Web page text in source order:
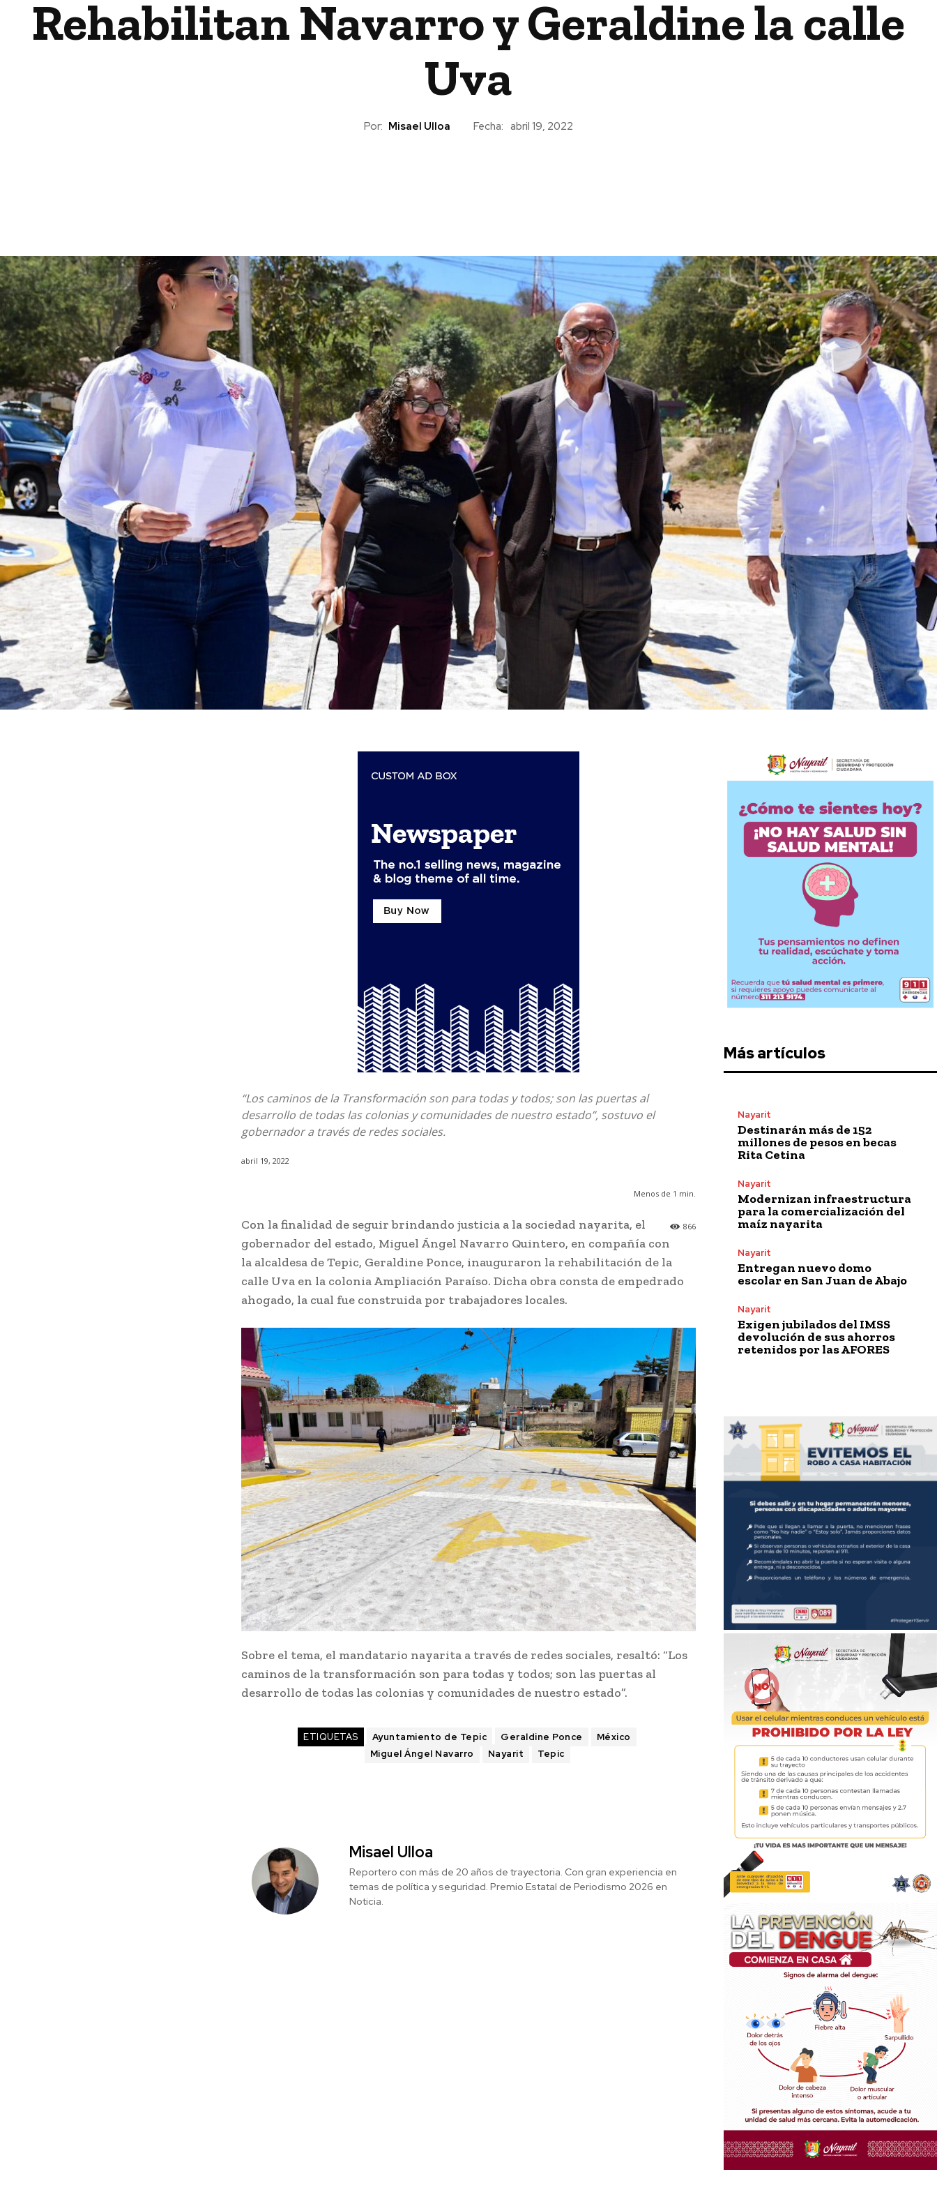
Rehabilitan Navarro y Geraldine la calle
Uva
Por: Misael Ulloa Fecha: abril 19, 2022
“Los caminos de la Transformación son para todas y todos; son las puertas al
desarrollo de todas las colonias y comunidades de nuestro estado”, sostuvo el
gobernador a través de redes sociales.
abril 19, 2022
Menos de 1 min.
866
Con la finalidad de seguir brindando justicia a la sociedad nayarita, el
gobernador del estado, Miguel Ángel Navarro Quintero, en compañía con
la alcaldesa de Tepic, Geraldine Ponce, inauguraron la rehabilitación de la
calle Uva en la colonia Ampliación Paraíso. Dicha obra consta de empedrado
ahogado, la cual fue construida por trabajadores locales.
Sobre el tema, el mandatario nayarita a través de redes sociales, resaltó: “Los
caminos de la transformación son para todas y todos; son las puertas al
desarrollo de todas las colonias y comunidades de nuestro estado”.
ETIQUETAS Ayuntamiento de Tepic Geraldine Ponce
México
Miguel Ángel Navarro
Nayarit Tepic
Misael Ulloa
Reportero con más de 20 años de trayectoria. Con gran experiencia en
temas de política y seguridad. Premio Estatal de Periodismo 2026 en
Noticia.
Más artículos
Nayarit
Destinarán más de 152
millones de pesos en becas
Rita Cetina
Nayarit
Modernizan infraestructura
para la comercialización del
maíz nayarita
Nayarit
Entregan nuevo domo
escolar en San Juan de Abajo
Nayarit
Exigen jubilados del IMSS
devolución de sus ahorros
retenidos por las AFORES